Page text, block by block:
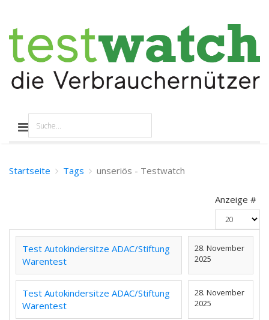
Startseite Tags unseriös - Testwatch
Anzeige #
Test Autokindersitze ADAC/Stiftung
Warentest
28. November
2025
Test Autokindersitze ADAC/Stiftung
Warentest
28. November
2025